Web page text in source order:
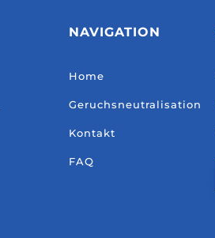
NAVIGATION
Home
Geruchsneutralisation
Kontakt
FAQ